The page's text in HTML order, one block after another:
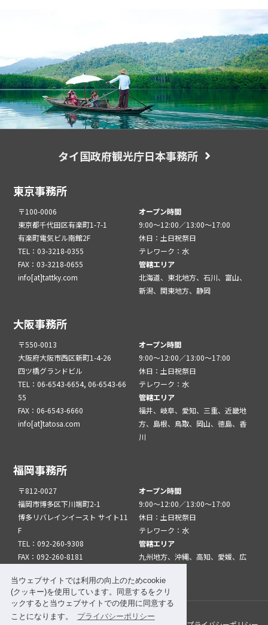
当ウェブサイトでは利用の向上のためcookie
(クッキー)を使用しています。同意するをクリ
ックすると当ウェブサイトでの使用に同意する
ことになります。
プライバシーポリシー
タイ国政府観光庁日本事務所
東京事務所
〒100-0006
東京都千代田区有楽町1-7-1
有楽町電気ビル南館2F
TEL：03-3218-0355
FAX：03-3218-0655
info[at]tattky.com
オープン時間
9:00～12:00／13:00～17:00
休日：土日祝祭日
テレワーク：水
管轄エリア
北海道、東北地方、石川、富山、
新潟、関東地方、静岡
大阪事務所
〒550-0013
大阪府大阪市西区新町1-4-26
四ツ橋グランドビル
TEL：06-6543-6654, 06-6543-66
55
FAX：06-6543-6660
info[at]tatosa.com
オープン時間
9:00～12:00／13:00～17:00
休日：土日祝祭日
テレワーク：水
管轄エリア
福井、岐阜、愛知、三重、近畿地
方、島根、鳥取、岡山、徳島、香
川
福岡事務所
〒812-0027
福岡市博多区下川端町2-1
博多リバレインイースト サイト11
F
TEL：092-260-9308
FAX：092-260-8181
オープン時間
9:00～12:00／13:00～17:00
休日：土日祝祭日
テレワーク：水
管轄エリア
九州地方、沖縄、高知、愛媛、広